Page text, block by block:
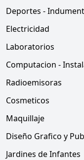
Deportes -
Electricidad
Laboratorios
Computacion -
Radioemisoras
Cosmeticos
Maquillaje
Diseño Grafico y
Jardines de Infantes